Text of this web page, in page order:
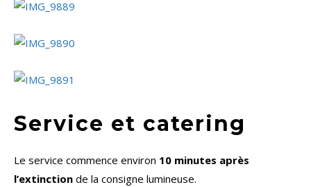
Service et catering
Le service commence environ 10 minutes après
l’extinction de la consigne lumineuse.